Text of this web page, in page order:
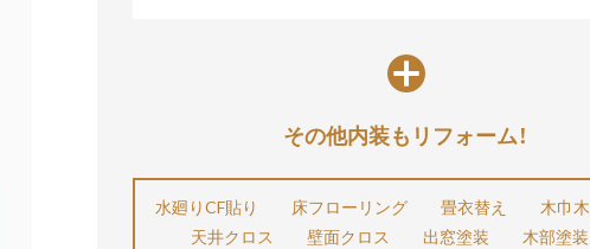
その他内装もリフォーム！
水廻りCF貼り 床フローリング 畳衣替え
木巾
天井クロス
壁面クロス 出窓塗装
木部塗装